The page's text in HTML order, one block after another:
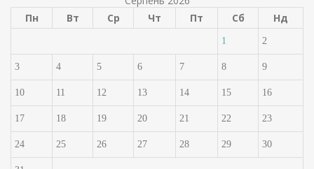
Пн
Вт Ср Чт Пт Сб Нд
1 2
3 4 5 6 7 8 9
10 11 12 13 14 15 16
17 18 19 20 21 22 23
24 25 26 27 28 29 30